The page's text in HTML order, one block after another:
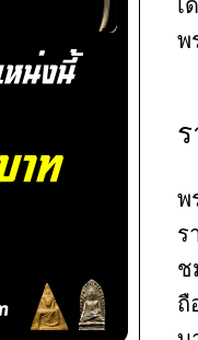
เ
พ
พ
ร
ช
ถื